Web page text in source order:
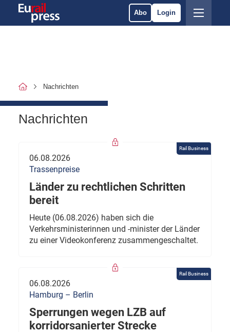
Abo Login
Nachrichten
Nachrichten
Rail Business
06.08.2026
Trassenpreise
Länder zu rechtlichen Schritten
bereit
Heute (06.08.2026) haben sich die
Verkehrsministerinnen und -minister der Länder
zu einer Videokonferenz zusammengeschaltet.
Rail Business
06.08.2026
Hamburg – Berlin
Sperrungen wegen LZB auf
korridorsanierter Strecke